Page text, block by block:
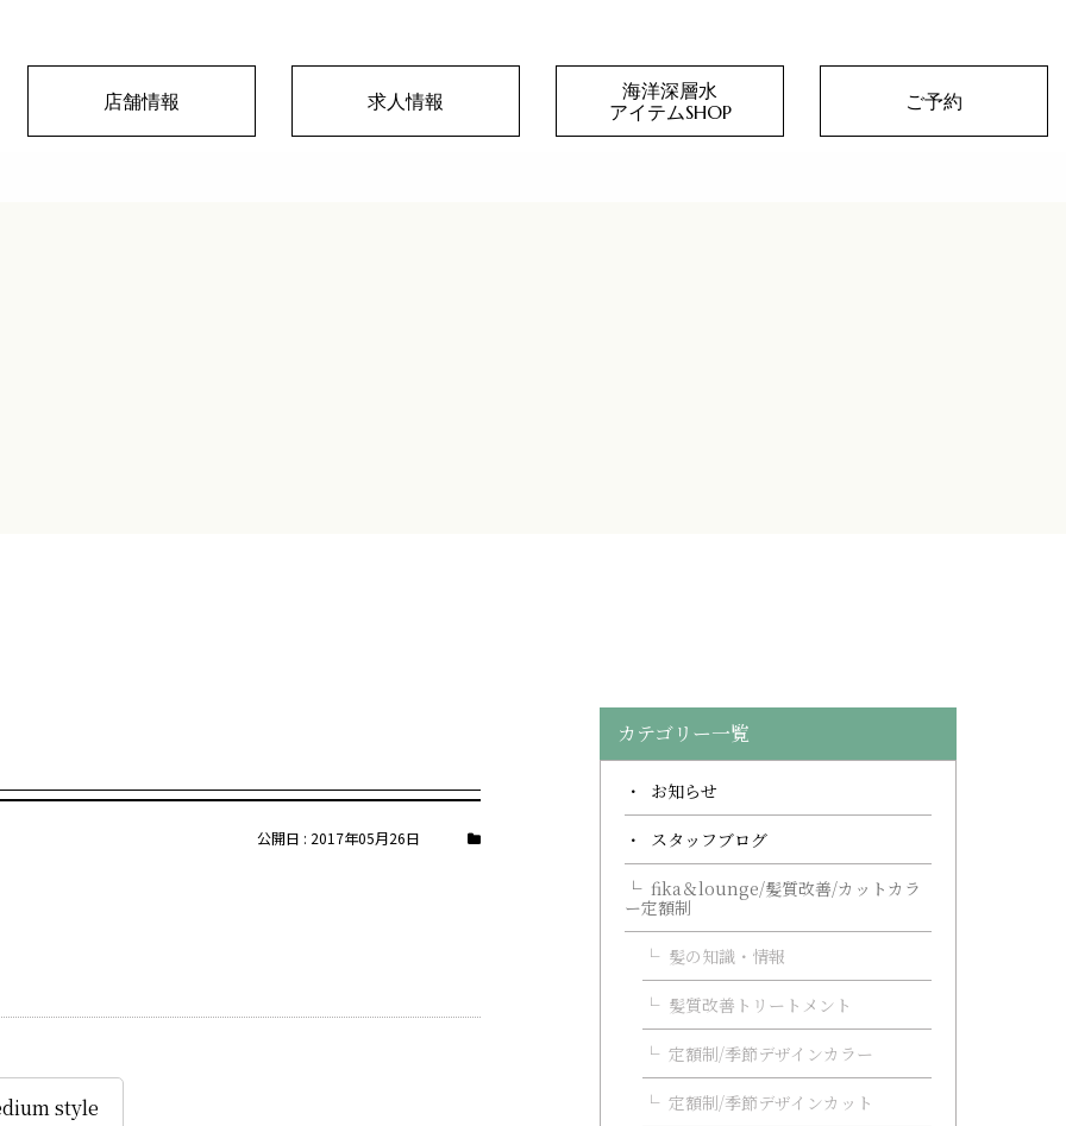
店舗情報 求人情報
海洋深層水
アイテムSHOP
ご予約
公開日 : 2017年05月26日
style
カテゴリー一覧
お知らせ
スタッフブログ
fika＆lounge/髪質改善/カットカラ
ー定額制
髪の知識・情報
髪質改善トリートメント
定額制/季節デザインカラー
定額制/季節デザインカット